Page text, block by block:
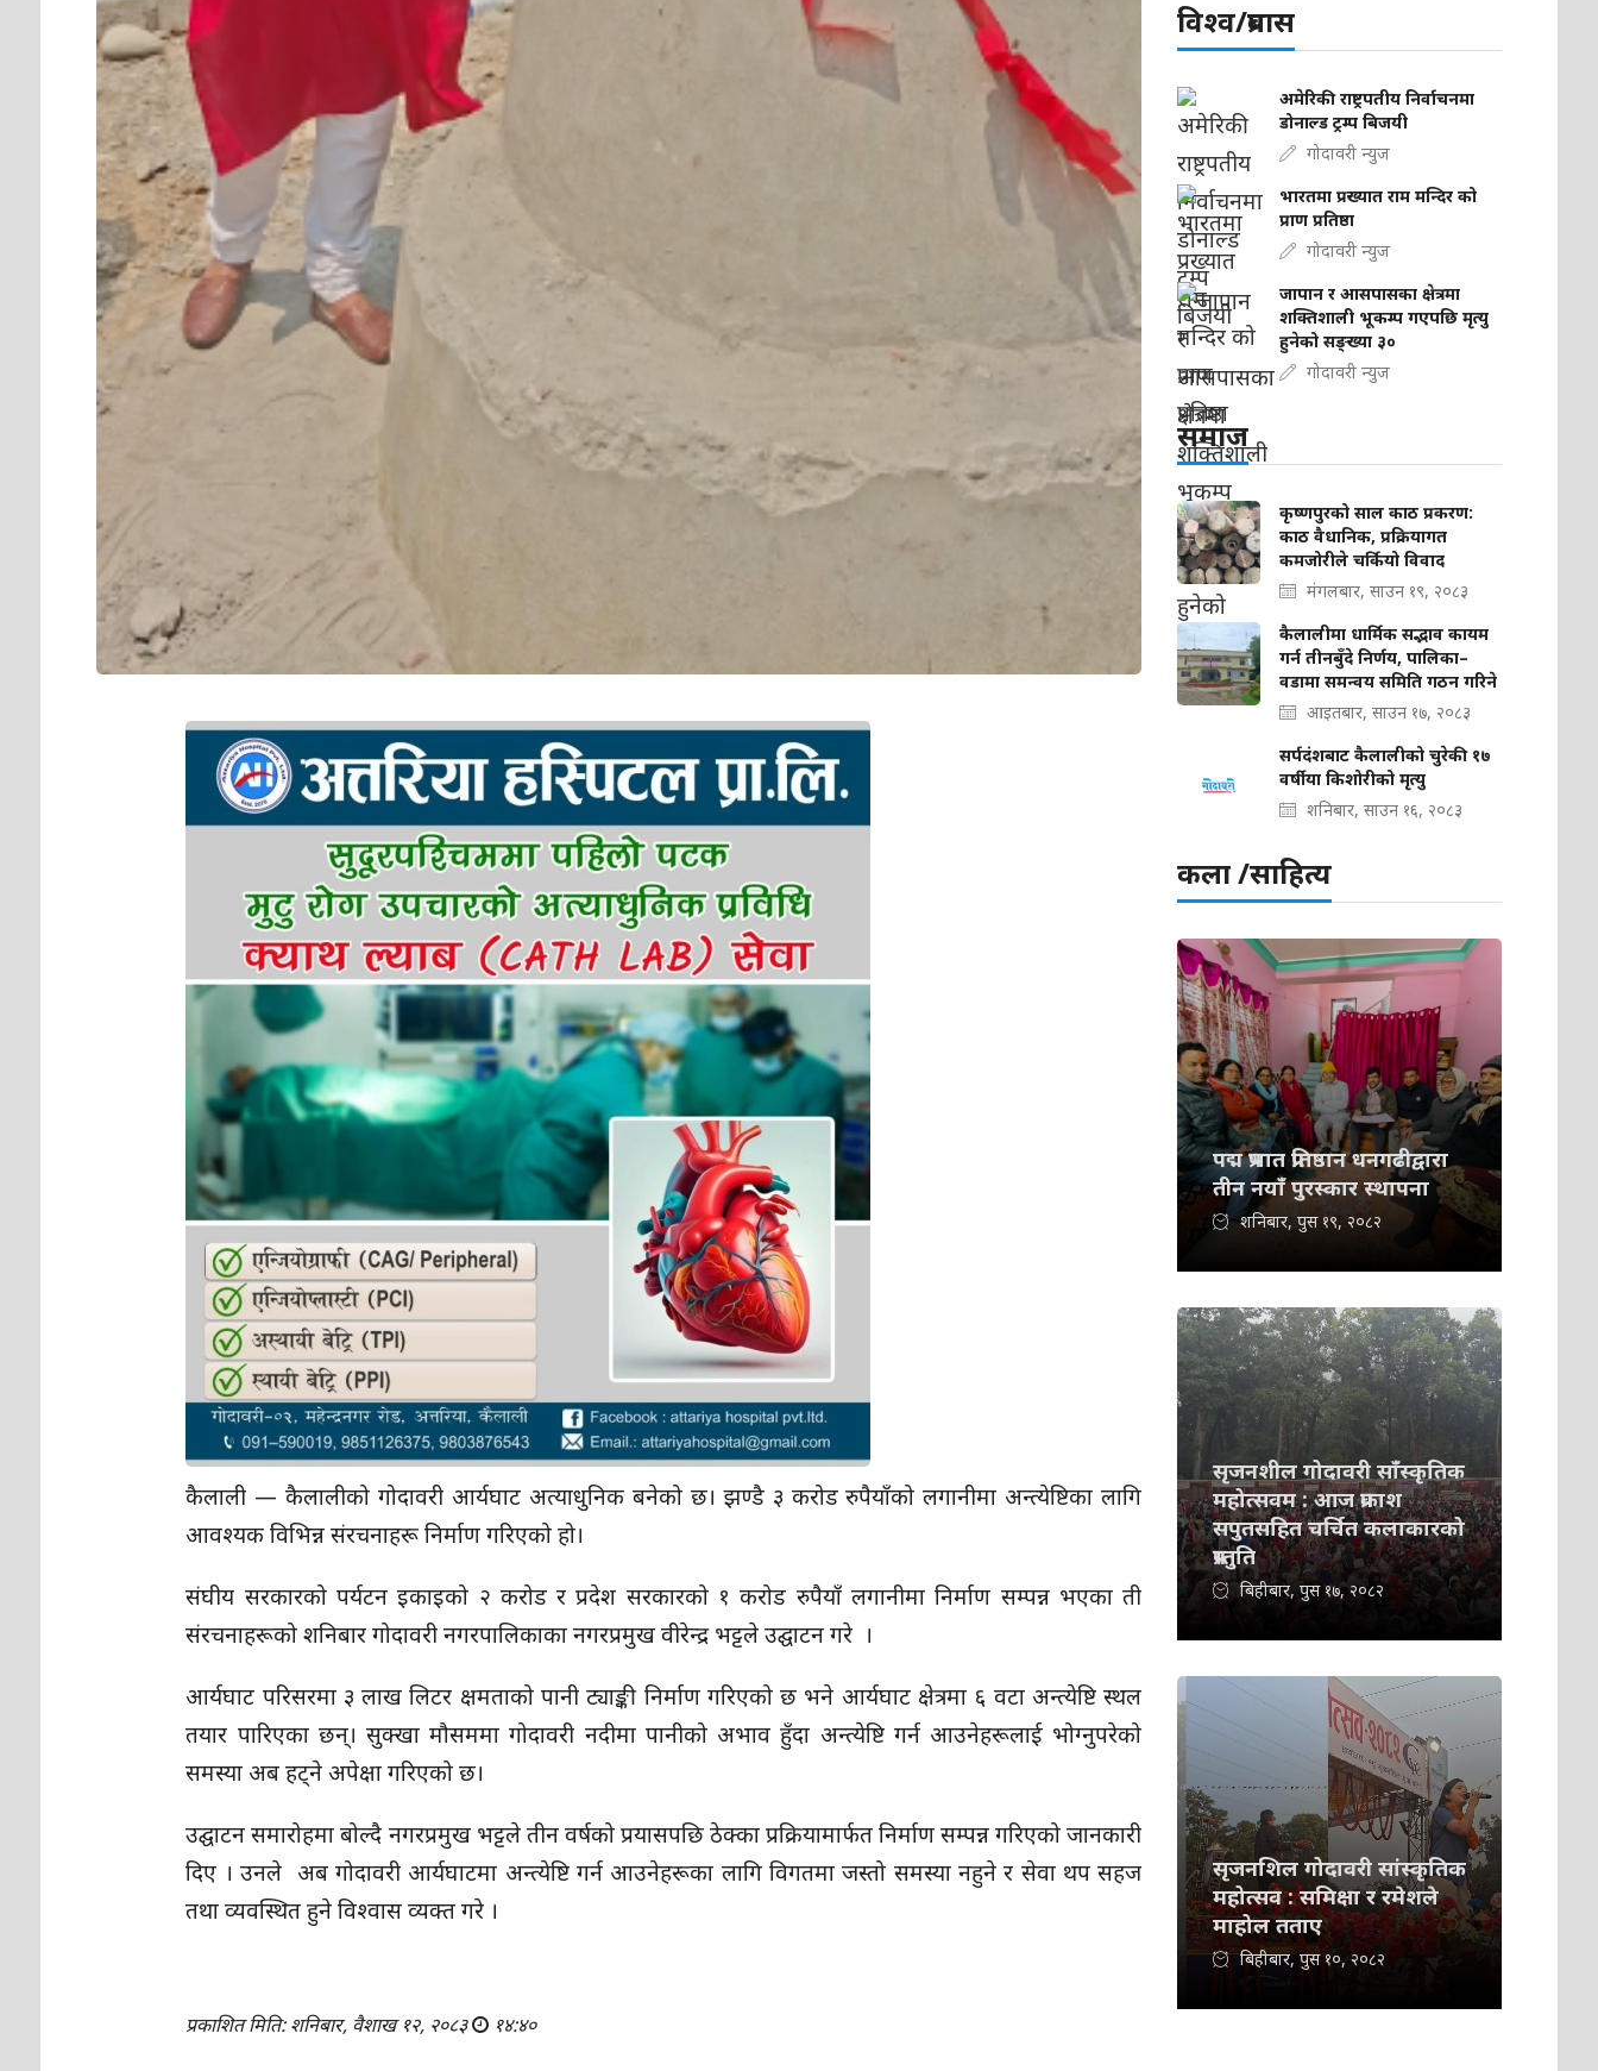
कैलाली — कैलालीको गोदावरी आर्यघाट अत्याधुनिक बनेको छ। झण्डै ३ करोड रुपैयाँको लगानीमा अन्त्येष्टिका लागि
आवश्यक विभिन्न संरचनाहरू निर्माण गरिएको हो।
संघीय सरकारको पर्यटन इकाइको २ करोड र प्रदेश सरकारको १ करोड रुपैयाँ लगानीमा निर्माण सम्पन्न भएका ती
संरचनाहरूको शनिबार गोदावरी नगरपालिकाका नगरप्रमुख वीरेन्द्र भट्टले उद्घाटन गरे ।
आर्यघाट परिसरमा ३ लाख लिटर क्षमताको पानी ट्याङ्की निर्माण गरिएको छ भने आर्यघाट क्षेत्रमा ६ वटा अन्त्येष्टि स्थल
तयार पारिएका छन्। सुक्खा मौसममा गोदावरी नदीमा पानीको अभाव हुँदा अन्त्येष्टि गर्न आउनेहरूलाई भोग्नुपरेको
समस्या अब हट्ने अपेक्षा गरिएको छ।
उद्घाटन समारोहमा बोल्दै नगरप्रमुख भट्टले तीन वर्षको प्रयासपछि ठेक्का प्रक्रियामार्फत निर्माण सम्पन्न गरिएको जानकारी
दिए । उनले अब गोदावरी आर्यघाटमा अन्त्येष्टि गर्न आउनेहरूका लागि विगतमा जस्तो समस्या नहुने र सेवा थप सहज
तथा व्यवस्थित हुने विश्वास व्यक्त गरे ।
प्रकाशित मिति: शनिबार, वैशाख १२, २०८३ १४:४०
विश्व/प्रबास
अमेरिकी राष्ट्रपतीय निर्वाचनमा
डोनाल्ड ट्रम्प बिजयी
गोदावरी न्युज
भारतमा प्रख्यात राम मन्दिर को
प्राण प्रतिष्ठा
गोदावरी न्युज
जापान र आसपासका क्षेत्रमा
शक्तिशाली भूकम्प गएपछि मृत्यु
हुनेको सङ्ख्या ३०
गोदावरी न्युज
समाज
कृष्णपुरको साल काठ प्रकरण:
काठ वैधानिक, प्रक्रियागत
कमजोरीले चर्कियो विवाद
मंगलबार, साउन १९, २०८३
कैलालीमा धार्मिक सद्भाव कायम
गर्न तीनबुँदे निर्णय, पालिका–
वडामा समन्वय समिति गठन गरिने
आइतबार, साउन १७, २०८३
सर्पदंशबाट कैलालीको चुरेकी १७
वर्षीया किशोरीको मृत्यु
शनिबार, साउन १६, २०८३
कला /साहित्य
पद्म प्रभात प्रतिष्ठान धनगढीद्वारा
तीन नयाँ पुरस्कार स्थापना
शनिबार, पुस १९, २०८२
सृजनशील गोदावरी साँस्कृतिक
महोत्सवम : आज प्रकाश
सपुतसहित चर्चित कलाकारको
प्रस्तुति
बिहीबार, पुस १७, २०८२
सृजनशिल गोदावरी सांस्कृतिक
महोत्सव : समिक्षा र रमेशले
माहोल तताए
बिहीबार, पुस १०, २०८२